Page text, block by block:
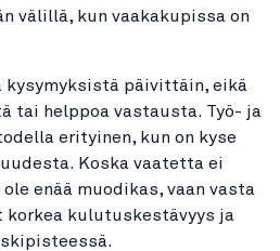
välillä, kun vaakakupissa on
kysymyksistä päivittäin, eikä
tai helppoa vastausta. Työ- ja
erityinen, kun on kyse
Koska vaatetta ei
enää muodikas, vaan vasta
korkea kulutuskestävyys ja